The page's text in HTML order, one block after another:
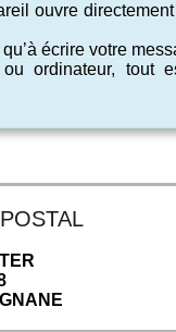
ouvre
écrire votre
ordinateur, tout